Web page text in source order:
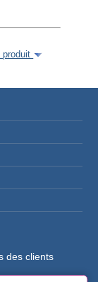
produit
des clients